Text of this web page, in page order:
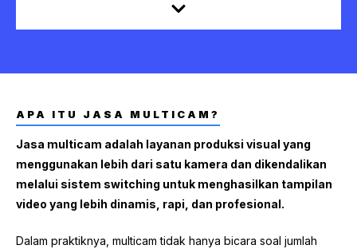
APA ITU JASA MULTICAM?
Jasa multicam adalah layanan produksi visual yang
menggunakan lebih dari satu kamera dan dikendalikan
melalui sistem switching untuk menghasilkan tampilan
video yang lebih dinamis, rapi, dan profesional.
Dalam praktiknya, multicam tidak hanya bicara soal jumlah